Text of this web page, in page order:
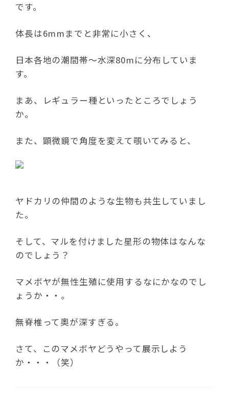
です。
体長は6mmまでと非常に小さく、
日本各地の潮間帯～水深80mに分布していま
す。
まあ、レギュラー種といったところでしょう
か。
また、顕微鏡で角度を変えて覗いてみると、
ヤドカリの仲間のような生物も共生していまし
た。
そして、マルを付けました星形の物体はなんな
のでしょう？
マメボヤが無性生殖に使用するなにかなのでし
ょうか・・。
無脊椎って奧が深すぎる。
さて、このマメボヤどうやって展示しよう
か・・・（笑）